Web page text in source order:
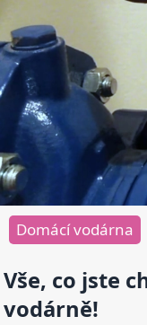
Domácí vodárna
Vše, co jste
vodárně!